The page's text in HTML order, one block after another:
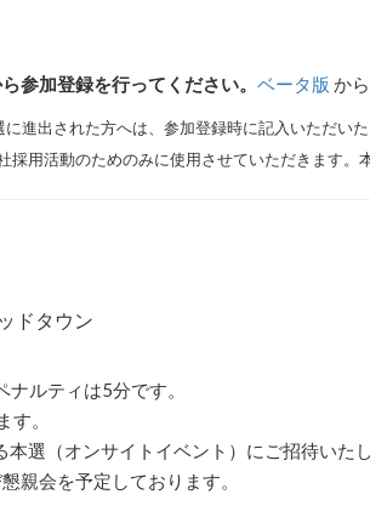
参加登録を行ってください。 ベータ版 か
進出された方へは、参加登録時に記入いただい
活動のためのみに使用させていただきます。本
ドタウン
ナルティは5分です。
。
選（オンサイトイベント）にご招待いたし
親会を予定しております。